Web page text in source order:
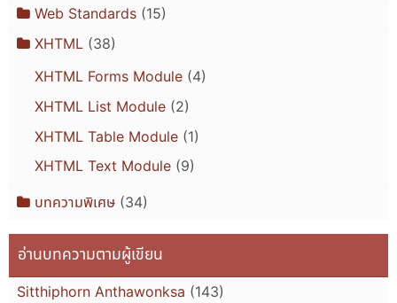
Web Standards(15)
XHTML (38)
XHTML Forms Module(4)
XHTML List Module(2)
XHTML Table Module(1)
XHTML Text Module(9)
บทความพิเศษ(34)
อ่านบทความตามผู้เขียน
Sitthiphorn Anthawonksa (143)